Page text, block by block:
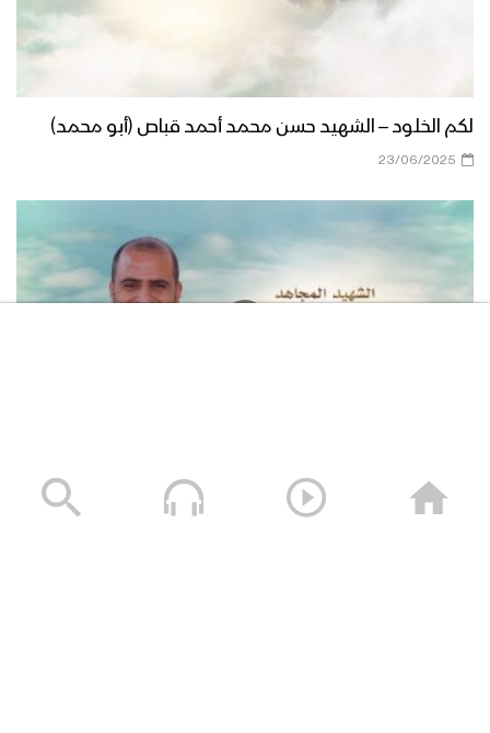
لكم الخلود – الشهيد حسن محمد أحمد قباص (أبو محمد)
23/06/2025
لكم الخلود – الشهيد محمد طه الجنيد (أبو طه)